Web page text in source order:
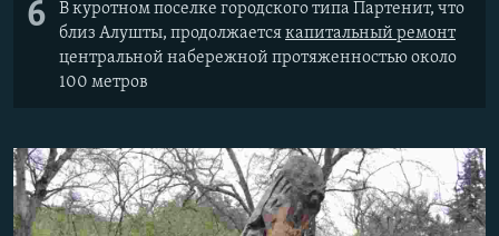
6
В куротном поселке городского типа Партенит, что
близ Алушты, продолжаетсякапитальный ремонт
центральной набережной протяженностью около
100 метров